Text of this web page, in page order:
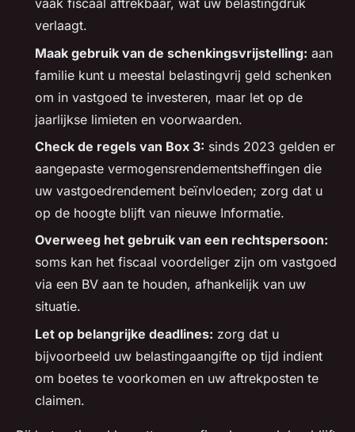
vaak fiscaal aftrekbaar, wat uw belastingdruk
verlaagt.
Maak gebruik van de schenkingsvrijstelling: aan
familie kunt u meestal belastingvrij geld schenken
om in vastgoed te investeren, maar let op de
jaarlijkse limieten en voorwaarden.
Check de regels van Box 3: sinds 2023 gelden er
aangepaste vermogensrendementsheffingen die
uw vastgoedrendement beïnvloeden; zorg dat u
op de hoogte blijft van nieuwe Informatie.
Overweeg het gebruik van een rechtspersoon:
soms kan het fiscaal voordeliger zijn om vastgoed
via een BV aan te houden, afhankelijk van uw
situatie.
Let op belangrijke deadlines: zorg dat u
bijvoorbeeld uw belastingaangifte op tijd indient
om boetes te voorkomen en uw aftrekposten te
claimen.